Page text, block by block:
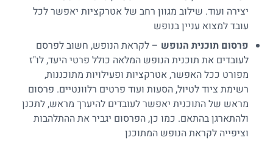
יצירה ועוד. שילוב מגוון רחב של אטרקציות יאפשר לכל
עובד למצוא עניין בנופש
פרסום תוכנית הנופש – לקראת הנופש, חשוב לפרסם
לעובדים את תוכנית הנופש המלאה כולל פרטי היעד, לו"ז
מפורט ככל האפשר, אטרקציות ופעילויות מתוכננות,
רשימת ציוד לטיול, הסעות ועוד פרטים רלוונטיים. פרסום
מראש של התוכנית יאפשר לעובדים להיערך מראש, לתכנן
ולהתארגן בהתאם. כמו כן, הפרסום יגביר את ההתלהבות
וציפייה לקראת הנופש המתוכנן